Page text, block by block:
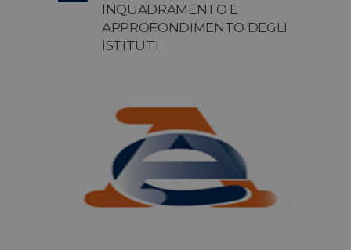
INQUADRAMENTO E
APPROFONDIMENTO DEGLI
ISTITUTI